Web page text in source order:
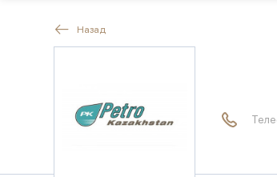
Назад